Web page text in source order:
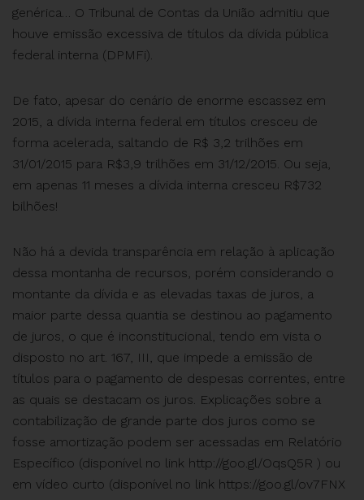
genérica… O Tribunal de Contas da União admitiu que
houve emissão excessiva de títulos da dívida pública
federal interna (DPMFi).
De fato, apesar do cenário de enorme escassez em
2015, a dívida interna federal em títulos cresceu de
forma acelerada, saltando de R$ 3,2 trilhões em
31/01/2015 para R$3,9 trilhões em 31/12/2015. Ou seja,
em apenas 11 meses a dívida interna cresceu R$732
bilhões!
Não há a devida transparência em relação à aplicação
dessa montanha de recursos, porém considerando o
montante da dívida e as elevadas taxas de juros, a
maior parte dessa quantia se destinou ao pagamento
de juros, o que é inconstitucional, tendo em vista o
disposto no art. 167, III, que impede a emissão de
títulos para o pagamento de despesas correntes, entre
as quais se destacam os juros. Explicações sobre a
contabilização de grande parte dos juros como se
fosse amortização podem ser acessadas em Relatório
Específico (disponível no link http://goo.gl/OqsQ5R ) ou
em vídeo curto (disponível no link https://goo.gl/ov7FNX